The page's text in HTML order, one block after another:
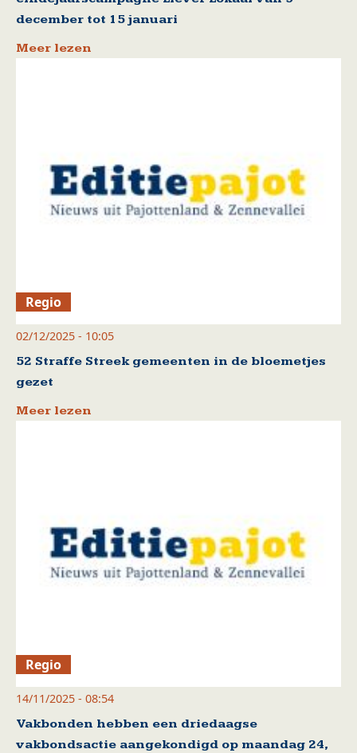
december tot 15 januari
Meer lezen
Regio
02/12/2025 - 10:05
52 Straffe Streek gemeenten in de bloemetjes
gezet
Meer lezen
Regio
14/11/2025 - 08:54
Vakbonden hebben een driedaagse
vakbondsactie aangekondigd op maandag 24,